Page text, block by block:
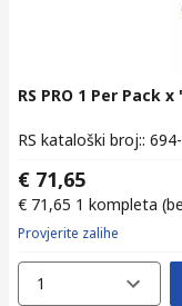
RS PRO 1 Per Pack
RS kataloški broj::
€ 71,65
€ 71,65 1 kompleta
Provjerite zalihe
1